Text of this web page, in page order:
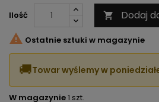
Ilość  Dodaj
 Ostatnie sztuki w magazynie
🚚Towar wyślemy w
W magazynie1 szt.